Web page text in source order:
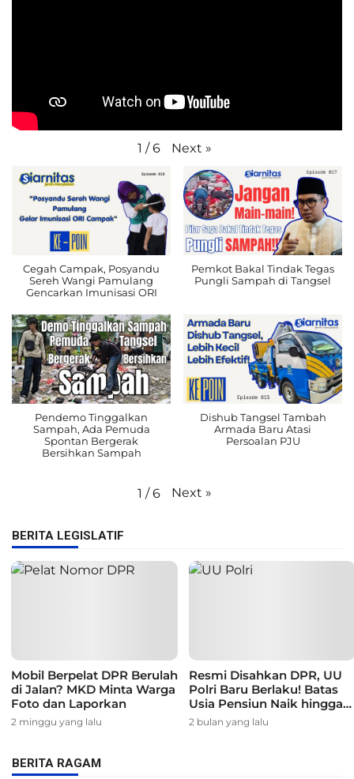
1 / 6 Next »
Cegah Campak, Posyandu
Sereh Wangi Pamulang
Gencarkan Imunisasi ORI
Pemkot Bakal Tindak Tegas
Pungli Sampah di Tangsel
Pendemo Tinggalkan
Sampah, Ada Pemuda
Spontan Bergerak
Bersihkan Sampah
Dishub Tangsel Tambah
Armada Baru Atasi
Persoalan PJU
1 / 6 Next »
BERITA LEGISLATIF
Mobil Berpelat DPR Berulah
di Jalan? MKD Minta Warga
Foto dan Laporkan
2 minggu yang lalu
Resmi Disahkan DPR, UU
Polri Baru Berlaku! Batas
Usia Pensiun Naik hingga
60 Tahun
2 bulan yang lalu
BERITA RAGAM